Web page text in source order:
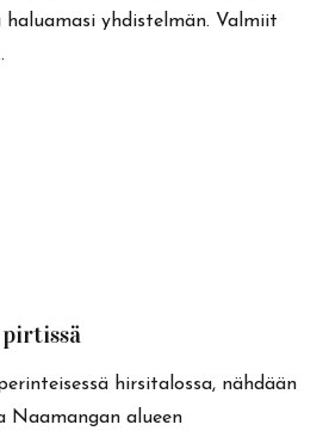
yhdistelmän. Valmiit
hirsitalossa, nähdään
Naamangan alueen